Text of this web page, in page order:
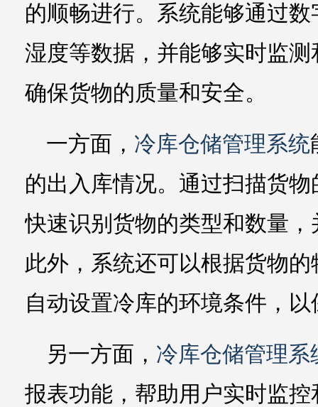
的顺畅进行。系统能够通过
湿度等数据，并能够实时监
确保货物的质量和安全。
一方面， 冷库仓储管理系统
的出入库情况。通过扫描货
快速识别货物的类型和数量
此外，系统还可以根据货物
自动设置冷库的环境条件，
另一方面， 冷库仓储管理系
报表功能，帮助用户实时监